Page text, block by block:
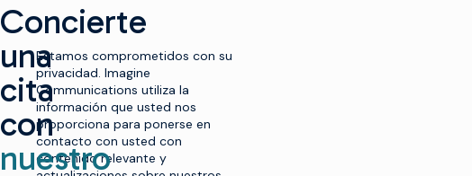
Concierte
una
cita
con
nuestro
Estamos comprometidos con su
privacidad. Imagine
Communications utiliza la
información que usted nos
proporciona para ponerse en
contacto con usted con
contenido relevante y